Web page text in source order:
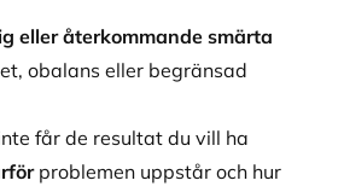
eller återkommande smärta
obalans eller begränsad
får de resultat du vill ha
problemen uppstår och hur